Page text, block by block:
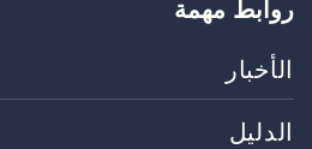
روابط مهمة
الأخبار
الدليل